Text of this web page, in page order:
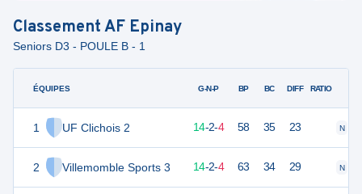
ClassementAF Epinay
Seniors D3 - POULE B - 1
ÉQUIPES
1 UF Clichois 2
2 Villemomble Sports 3
G-N-P BP BC DIFF RATIO
14-2-4 58 35 23 N
44 20 14-2-4 63 34 29 N